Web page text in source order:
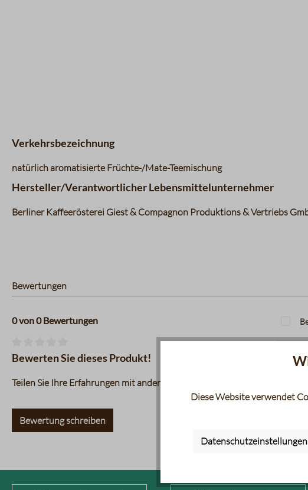
Verkehrsbezeichnung
natürlich aromatisierte Früchte-/Mate-Teemischung
Hersteller/Verantwortlicher Lebensmittelunternehmer
Berliner Kaffeerösterei Giest & Compagnon Produktions & Vertriebs
Bewertungen
0 von 0 Bewertungen
Durchschnittliche Bewertung von 0 von 5 Sternen
Bewerten Sie dieses Produkt!
Teilen Sie Ihre Erfahrungen mit anderen Kunden.
Bewertung schreiben
Diese Website verwendet
Datenschutzeinstellungen